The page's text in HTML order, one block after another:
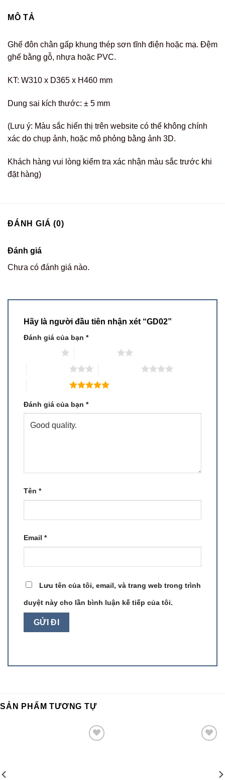
MÔ TẢ
Ghế đôn chân gấp khung thép sơn tĩnh điện hoặc mạ. Đệm
ghế bằng gỗ, nhựa hoặc PVC.
KT: W310 x D365 x H460 mm
Dung sai kích thước: ± 5 mm
(Lưu ý: Màu sắc hiển thị trên website có thể không chính
xác do chụp ảnh, hoặc mô phỏng bằng ảnh 3D.
Khách hàng vui lòng kiểm tra xác nhận màu sắc trước khi
đặt hàng)
ĐÁNH GIÁ (0)
Đánh giá
Chưa có đánh giá nào.
Hãy là người đầu tiên nhận xét “GD02”
Đánh giá của bạn *
Đánh giá của bạn *
Tên *
Email *
Lưu tên của tôi, email, và trang web trong trình
duyệt này cho lần bình luận kế tiếp của tôi.
SẢN PHẨM TƯƠNG TỰ